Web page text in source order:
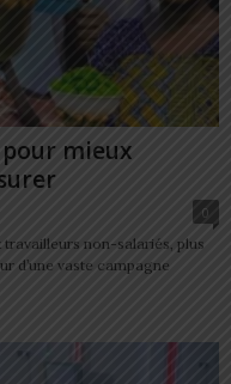
pour mieux
0
travailleurs non-salariés, plus
d’une vaste campagne